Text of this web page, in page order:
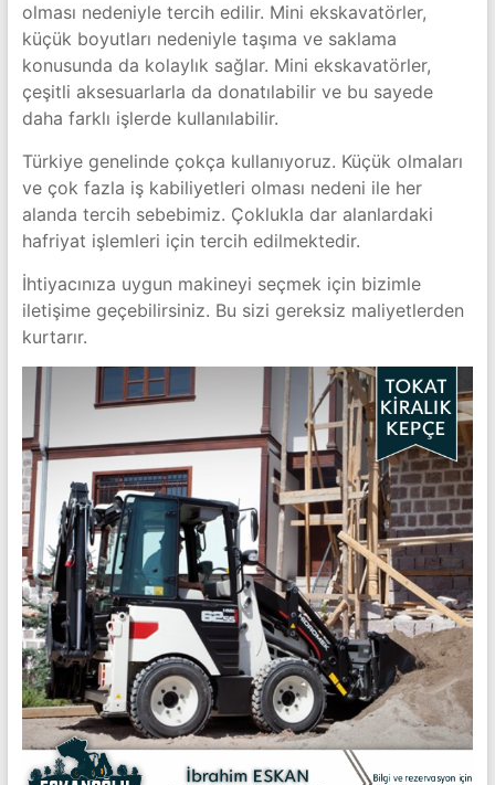
olması nedeniyle tercih edilir. Mini ekskavatörler,
küçük boyutları nedeniyle taşıma ve saklama
konusunda da kolaylık sağlar. Mini ekskavatörler,
çeşitli aksesuarlarla da donatılabilir ve bu sayede
daha farklı işlerde kullanılabilir.
Türkiye genelinde çokça kullanıyoruz. Küçük olmaları
ve çok fazla iş kabiliyetleri olması nedeni ile her
alanda tercih sebebimiz. Çoklukla dar alanlardaki
hafriyat işlemleri için tercih edilmektedir.
İhtiyacınıza uygun makineyi seçmek için bizimle
iletişime geçebilirsiniz. Bu sizi gereksiz maliyetlerden
kurtarır.